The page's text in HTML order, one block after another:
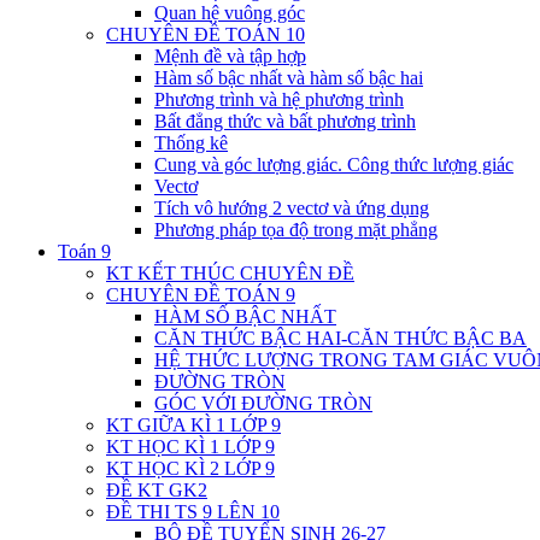
Quan hệ vuông góc
CHUYÊN ĐỀ TOÁN 10
Mệnh đề và tập hợp
Hàm số bậc nhất và hàm số bậc hai
Phương trình và hệ phương trình
Bất đẳng thức và bất phương trình
Thống kê
Cung và góc lượng giác. Công thức lượng giác
Vectơ
Tích vô hướng 2 vectơ và ứng dụng
Phương pháp tọa độ trong mặt phẳng
Toán 9
KT KẾT THÚC CHUYÊN ĐỀ
CHUYÊN ĐỀ TOÁN 9
HÀM SỐ BẬC NHẤT
CĂN THỨC BẬC HAI-CĂN THỨC BẬC BA
HỆ THỨC LƯỢNG TRONG TAM GIÁC
ĐƯỜNG TRÒN
GÓC VỚI ĐƯỜNG TRÒN
KT GIỮA KÌ 1 LỚP 9
KT HỌC KÌ 1 LỚP 9
KT HỌC KÌ 2 LỚP 9
ĐỀ KT GK2
ĐỀ THI TS 9 LÊN 10
BỘ ĐỀ TUYỂN SINH 26-27